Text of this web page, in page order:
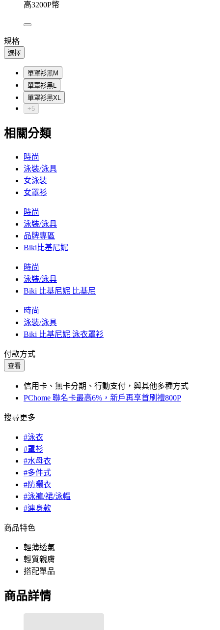
高3200P幣
規格
選擇
單罩衫黑M
單罩衫黑L
單罩衫黑XL
+5
相關分類
時尚
泳裝/泳具
女泳裝
女罩衫
時尚
泳裝/泳具
品牌專區
Biki比基尼妮
時尚
泳裝/泳具
Biki 比基尼妮 比基尼
時尚
泳裝/泳具
Biki 比基尼妮 泳衣罩衫
付款方式
查看
信用卡、無卡分期、行動支付，與其他多種方式
PChome 聯名卡最高6%，新戶再享首刷禮800P
搜尋更多
#泳衣
#罩衫
#水母衣
#多件式
#防曬衣
#泳褲/裙/泳帽
#連身款
商品特色
輕薄透氣
輕質親膚
搭配單品
商品詳情